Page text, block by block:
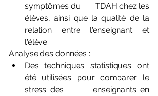
symptômes du       TDAH chez les
élèves, ainsi que la qualité de la
relation entre l'enseignant et
l'élève.
Analyse des données :
Des techniques statistiques ont
été utilisées pour comparer le
stress des       enseignants en